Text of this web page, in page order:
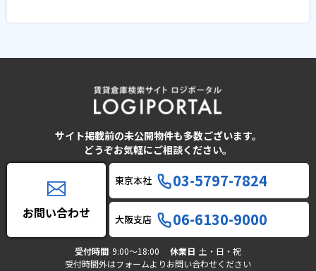
サイト掲載前の未公開物件も多数ございます。
どうぞお気軽にご相談ください。
お問い合わせ
東京本社 03-5797-7824
大阪支店 06-6130-9000
受付時間 9:00〜18:00 休業日 土・日・祝
受付時間外はフォームよりお問い合わせください